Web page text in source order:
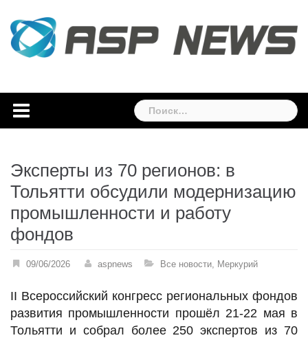
content
Найти:
Эксперты из 70 регионов: в
Тольятти обсудили модернизацию
промышленности и работу
фондов
09/06/2026 aspnews Все новости, Меркурий
II Всероссийский конгресс региональных фондов
развития промышленности прошёл 21-22 мая в
Тольятти и собрал более 250 экспертов из 70